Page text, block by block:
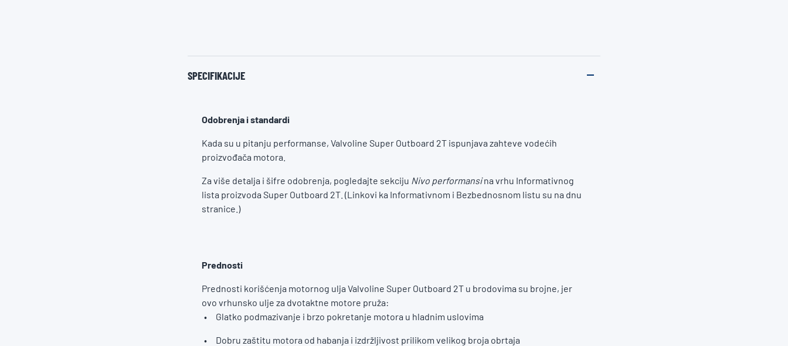
SPECIFIKACIJE
Odobrenja i standardi
Kada su u pitanju performanse, Valvoline Super Outboard 2T ispunjava zahteve vodećih
proizvođača motora.
Za više detalja i šifre odobrenja, pogledajte sekciju Nivo performansina vrhu Informativnog
lista proizvoda Super Outboard 2T. (Linkovi ka Informativnom i Bezbednosnom listu su na dnu
stranice.)
Prednosti
Prednosti korišćenja motornog ulja Valvoline Super Outboard 2T u brodovima su brojne, jer
ovo vrhunsko ulje za dvotaktne motore pruža:
Glatko podmazivanje i brzo pokretanje motora u hladnim uslovima
Dobru zaštitu motora od habanja i izdržljivost prilikom velikog broja obrtaja